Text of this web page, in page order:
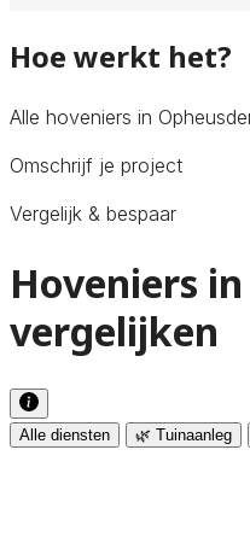
Hoe werkt het?
Alle hoveniers in
Omschrijf je project
Vergelijk & bespaar
Hoveniers
vergelijken
Alle diensten 🌿 Tuinaanleg